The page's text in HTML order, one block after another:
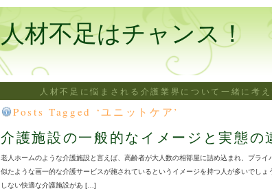
人材不足はチャンス！
人材不足に悩まされる介護業界について一緒に考え
Posts Tagged ‘ユニットケア’
介護施設の一般的なイメージと実態の
老人ホームのような介護施設と言えば、高齢者が大人数の相部屋に詰め込まれ、プライ
似たような画一的な介護サービスが施されているというイメージを持つ人が多いでしょ
しない快適な介護施設があ […]